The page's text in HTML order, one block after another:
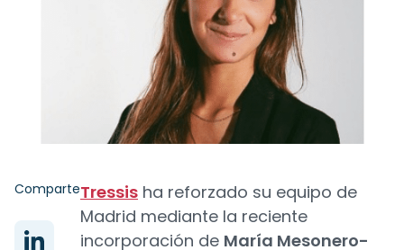
ComparteTressis ha reforzado su equipo de
Madrid mediante la reciente
incorporación de María Mesonero-